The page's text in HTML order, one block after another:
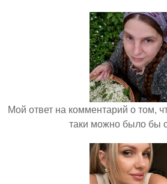
Мой ответ на комментарий о том,
таки можно было бы